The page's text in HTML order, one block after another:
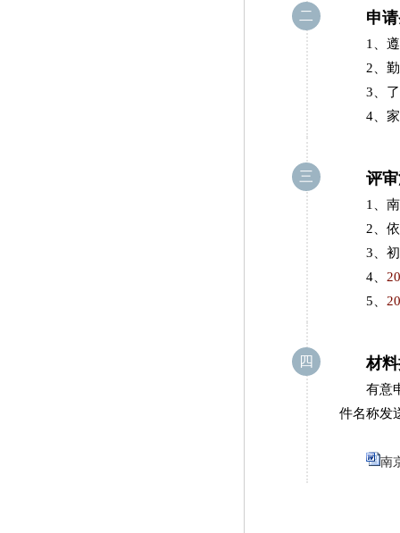
二 申
1、
2、
3、
4、
三 评
1、
2、
3、
4、
5、
四 材
有意
件名称发
南